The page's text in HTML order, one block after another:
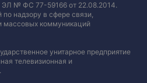
ЭЛ № ФС 77-59166 от 22.08.2014.
надзору в сфере связи,
массовых коммуникаций
унитарное предприятие
телевизионная и